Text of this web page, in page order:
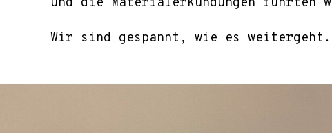
und die Materialerkundungen führten
Wir sind gespannt, wie es weitergeht.